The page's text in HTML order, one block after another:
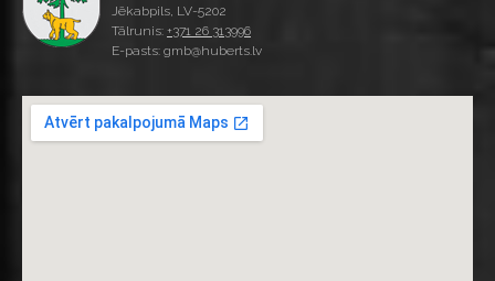
Jēkabpils, LV-5202
Tālrunis: +371 26 313996
E-pasts: gmb@huberts.lv